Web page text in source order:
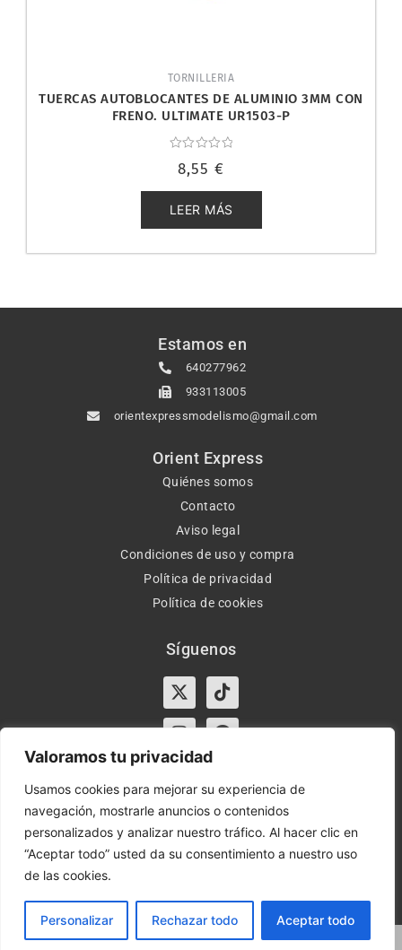
Valoramos tu privacidad
Usamos cookies para mejorar su experiencia de
navegación, mostrarle anuncios o contenidos
personalizados y analizar nuestro tráfico. Al hacer clic en
“Aceptar todo” usted da su consentimiento a nuestro uso
de las cookies.
Personalizar Rechazar todo Aceptar todo
TORNILLERIA
TUERCAS AUTOBLOCANTES DE ALUMINIO 3MM CON
FRENO. ULTIMATE UR1503-P
con
de
5
8,55 €
LEER MÁS
Estamos en
640277962
933113005
orientexpressmodelismo@gmail.com
Orient Express
Quiénes somos
Contacto
Aviso legal
Condiciones de uso y compra
Política de privacidad
Política de cookies
Síguenos
X-
twitter
Tiktok
InstagramFacebook
Horario:
Lun-Vie de 10:00-13:30 y 17:00-20:00 – Sáb de
10:00-13:30
Orient Express | Copyright 2021 © Todos los derechos
Marketing Digital Seoxan